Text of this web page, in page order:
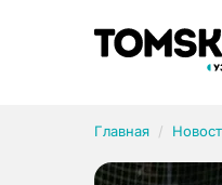
Главная
Рубрики